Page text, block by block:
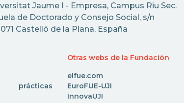
Jaume I - Empresa, Campus Riu Sec.
de Doctorado y Consejo Social, s/n
Castelló de la Plana, España
Otras webs de la Fundación
elfue.com
EuroFUE-UJI
InnovaUJI